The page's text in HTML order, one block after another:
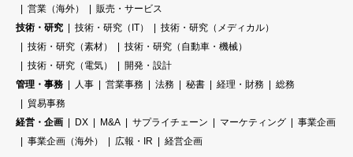
営業（海外）
販売・サービス
技術・研究
技術・研究（IT）
技術・研究（メディカル）
技術・研究（素材）
技術・研究（自動車・機械）
技術・研究（電気）
開発・設計
管理・事務
人事 営業事務 法務 秘書 経理・財務
総務
貿易事務
経営・企画
DX M&A サプライチェーン マーケティング
事業企画
事業企画（海外）
広報・IR 経営企画